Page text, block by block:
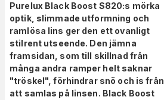
Purelux Black Boost S820:s mörka
optik, slimmade utformning och
ramlösa lins ger den ett ovanligt
stilrent utseende. Den jämna
framsidan, som till skillnad från
många andra ramper helt saknar
"tröskel", förhindrar snö och is från
att samlas på linsen. Black Boost